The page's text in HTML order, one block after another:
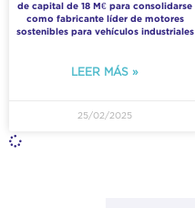
de capital de 18 M€ para consolidarse
como fabricante líder de motores
sostenibles para vehículos industriales
LEER MÁS »
25/02/2025